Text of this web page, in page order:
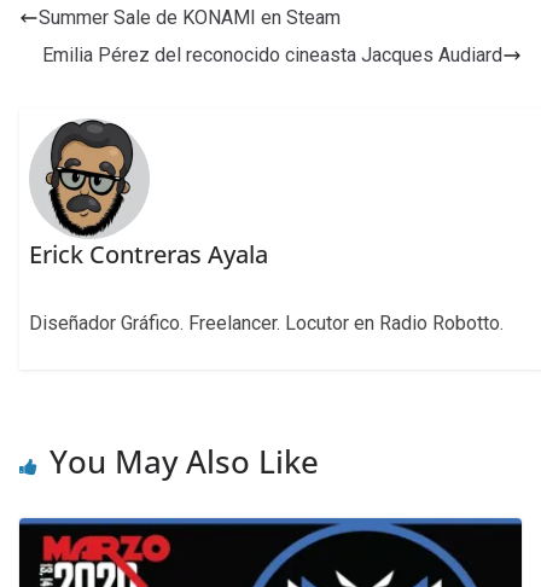
Summer Sale de KONAMI en Steam
Emilia Pérez del reconocido cineasta Jacques Audiard
Erick Contreras Ayala
Diseñador Gráfico. Freelancer. Locutor en Radio Robotto.
You May Also Like